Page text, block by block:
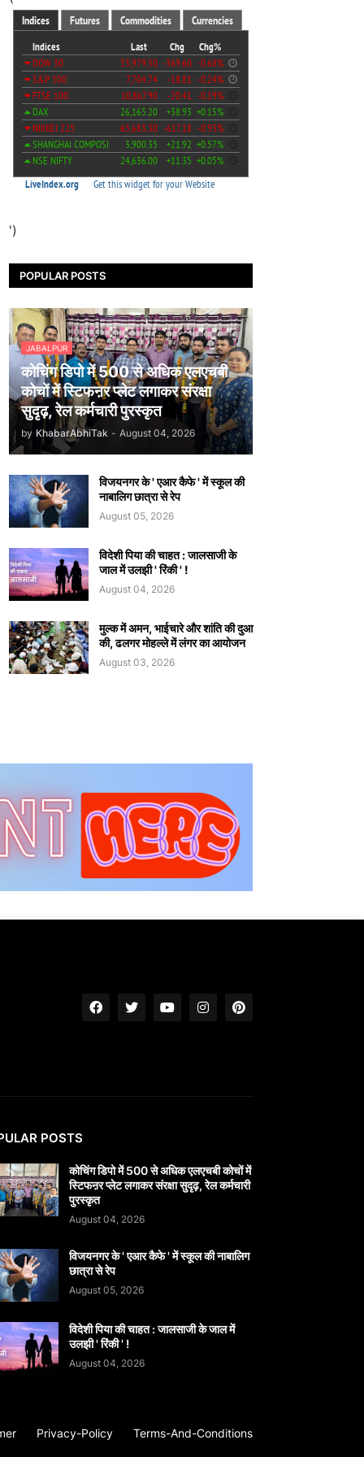
')
POPULAR POSTS
JABALPUR
कोचिंग डिपो में 500 से अधिक एलएचबी
कोचों में स्टिफऩर प्लेट लगाकर संरक्षा
सुदृढ़, रेल कर्मचारी पुरस्कृत
by KhabarAbhiTak - August 04, 2026
विजयनगर के ' एआर कैफे ' में स्कूल की
नाबालिग छात्रा से रेप
August 05, 2026
विदेशी पिया की चाहत : जालसाजी के
जाल में उलझी ' रिंकी ' !
August 04, 2026
मुल्क में अमन, भाईचारे और शांति की दुआ
की, ढलगर मोहल्ले में लंगर का आयोजन
August 03, 2026
POSTS
कोचिंग डिपो में 500 से अधिक एलएचबी कोचों में
स्टिफऩर प्लेट लगाकर संरक्षा सुदृढ़, रेल कर्मचारी
पुरस्कृत
August 04, 2026
विजयनगर के ' एआर कैफे ' में स्कूल की नाबालिग
छात्रा से रेप
August 05, 2026
विदेशी पिया की चाहत : जालसाजी के जाल में
उलझी ' रिंकी ' !
August 04, 2026
Privacy-Policy Terms-And-Conditions